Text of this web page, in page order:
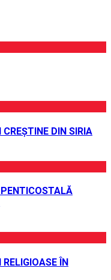
DIN SIRIA
PENTICOSTALĂ
ÎN